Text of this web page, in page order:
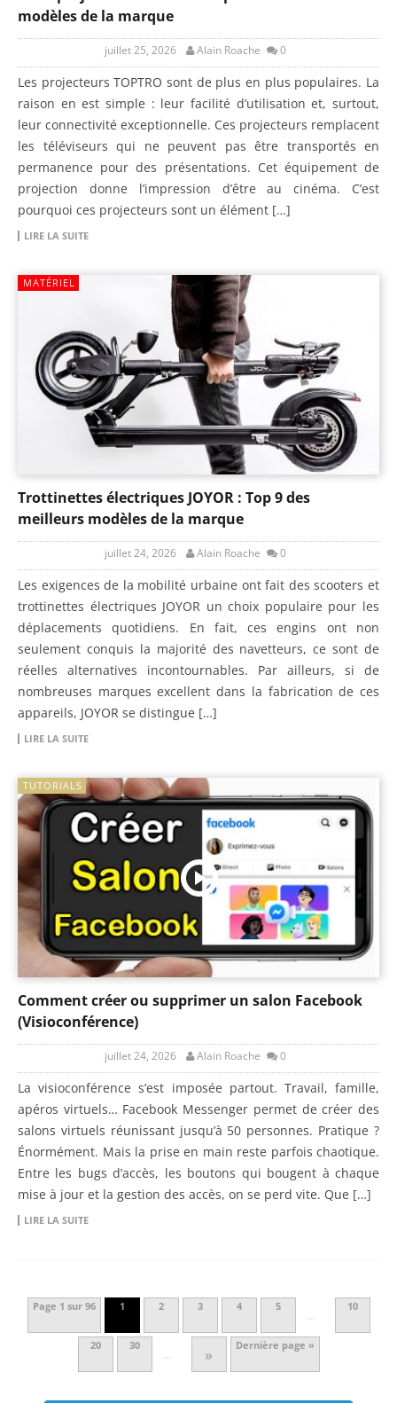
modèles de la marque
juillet 25, 2026 Alain Roache 0
Les projecteurs TOPTRO sont de plus en plus populaires. La
raison en est simple : leur facilité d’utilisation et, surtout,
leur connectivité exceptionnelle. Ces projecteurs remplacent
les téléviseurs qui ne peuvent pas être transportés en
permanence pour des présentations. Cet équipement de
projection donne l’impression d’être au cinéma. C’est
pourquoi ces projecteurs sont un élément […]
LIRE LA SUITE
MATÉRIEL
Trottinettes électriques JOYOR : Top 9 des
meilleurs modèles de la marque
juillet 24, 2026 Alain Roache 0
Les exigences de la mobilité urbaine ont fait des scooters et
trottinettes électriques JOYOR un choix populaire pour les
déplacements quotidiens. En fait, ces engins ont non
seulement conquis la majorité des navetteurs, ce sont de
réelles alternatives incontournables. Par ailleurs, si de
nombreuses marques excellent dans la fabrication de ces
appareils, JOYOR se distingue […]
LIRE LA SUITE
TUTORIALS
Comment créer ou supprimer un salon Facebook
(Visioconférence)
juillet 24, 2026 Alain Roache 0
La visioconférence s’est imposée partout. Travail, famille,
apéros virtuels… Facebook Messenger permet de créer des
salons virtuels réunissant jusqu’à 50 personnes. Pratique ?
Énormément. Mais la prise en main reste parfois chaotique.
Entre les bugs d’accès, les boutons qui bougent à chaque
mise à jour et la gestion des accès, on se perd vite. Que […]
LIRE LA SUITE
Page 1 sur 96 1 2 3 4 5
…
10
20 30
… » Dernière page »